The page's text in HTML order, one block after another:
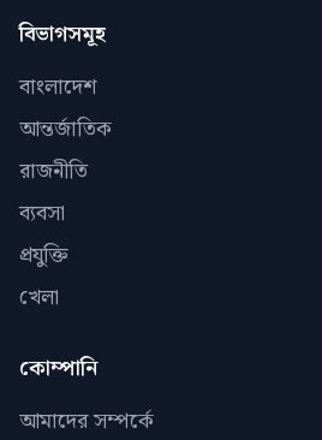
বিভাগসমূহ
বাংলাদেশ
আন্তর্জাতিক
রাজনীতি
ব্যবসা
প্রযুক্তি
খেলা
কোম্পানি
আমাদের সম্পর্কে